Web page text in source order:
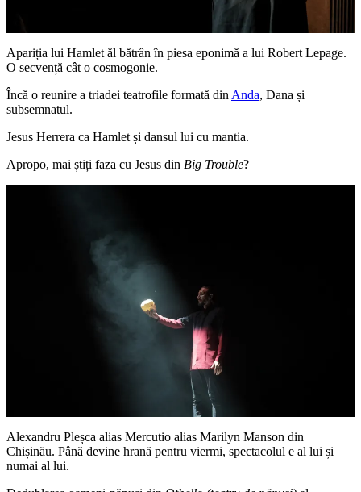
Apariția lui Hamlet ăl bătrân în piesa eponimă a lui Robert Lepage.
O secvență cât o cosmogonie.
Încă o reunire a triadei teatrofile formată din Anda, Dana și
subsemnatul.
Jesus Herrera ca Hamlet și dansul lui cu mantia.
Apropo, mai știți faza cu Jesus din Big Trouble?
Alexandru Pleșca alias Mercutio alias Marilyn Manson din
Chișinău. Până devine hrană pentru viermi, spectacolul e al lui și
numai al lui.